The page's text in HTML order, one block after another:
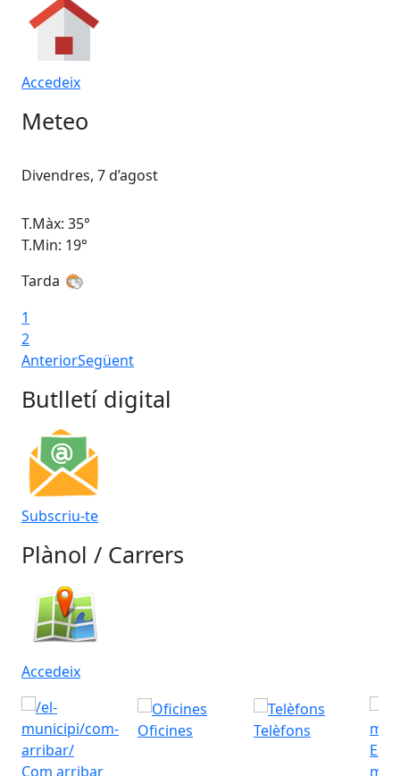
Accedeix
Meteo
Divendres, 7 d’agost
T.Màx: 35°
T.Min: 19°
Tarda
1
2
AnteriorSegüent
Butlletí digital
Subscriu-te
Plànol / Carrers
Accedeix
Com arribar
Oficines
Telèfons